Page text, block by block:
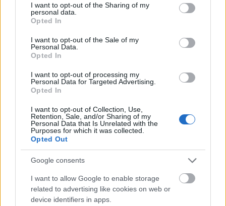
not limited to your visit or usage behaviour. You may click to
grant or deny consent to Google and its third-party tags to
use your data for below specified purposes in below Google
consent section.
I want to opt-out of the Sharing of my
personal data.
Opted In
I want to opt-out of the Sale of my
Personal Data.
Opted In
I want to opt-out of processing my
Personal Data for Targeted Advertising.
Opted In
I want to opt-out of Collection, Use,
Retention, Sale, and/or Sharing of my
Personal Data that Is Unrelated with the
Purposes for which it was collected.
Opted Out
Google consents
I want to allow Google to enable storage
related to advertising like cookies on web or
device identifiers in apps.
Travel News
Aegean: Απεριόριστες αλλαγές εισιτηρίου χωρίς χρέωση!
H Aegean Airlines λόγω των ιδιαίτερων συνθηκών που έχουν προκύψει από
την πανδημία του κορονοϊού...